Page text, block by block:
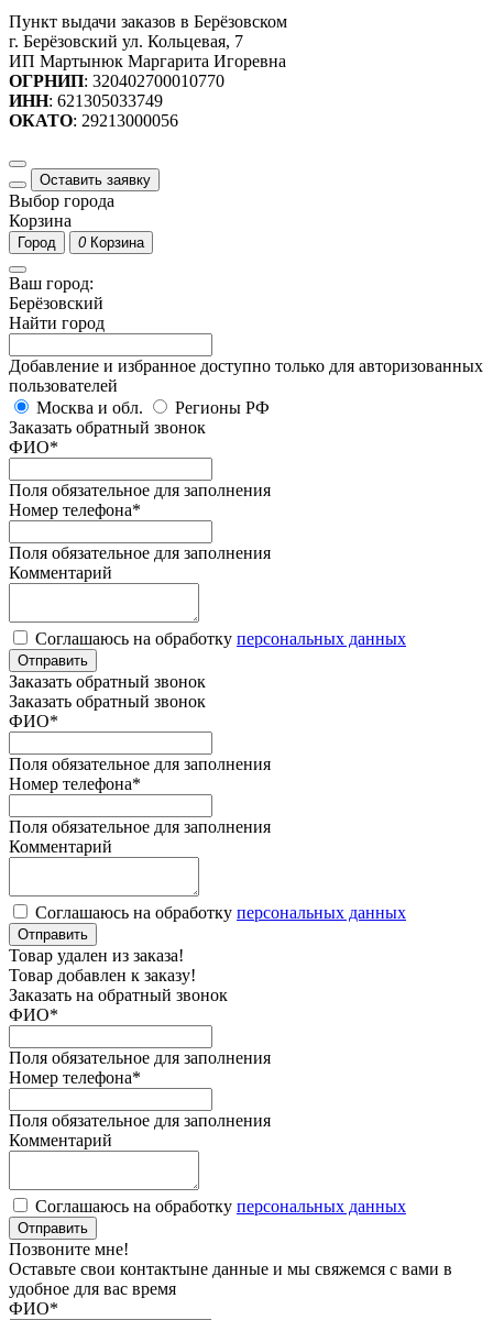
Пункт выдачи заказов в Берёзовском
г. Берёзовский ул. Кольцевая, 7
ИП Мартынюк Маргарита Игоревна
ОГРНИП: 320402700010770
ИНН: 621305033749
ОКАТО: 29213000056
Оставить заявку
Выбор города
Корзина
Город 0 Корзина
Ваш город:
Берёзовский
Найти город
Добавление и избранное доступно только для авторизованных
пользователей
Москва и обл.
Регионы РФ
Заказать обратный звонок
ФИО*
Поля обязательное для заполнения
Номер телефона*
Поля обязательное для заполнения
Комментарий
Соглашаюсь на обработку персональных данных
Отправить
Заказать обратный звонок
Заказать обратный звонок
ФИО*
Поля обязательное для заполнения
Номер телефона*
Поля обязательное для заполнения
Комментарий
Соглашаюсь на обработку персональных данных
Отправить
Товар удален из заказа!
Товар добавлен к заказу!
Заказать на обратный звонок
ФИО*
Поля обязательное для заполнения
Номер телефона*
Поля обязательное для заполнения
Комментарий
Соглашаюсь на обработку персональных данных
Отправить
Позвоните мне!
Оставьте свои контактыне данные и мы свяжемся с вами в
удобное для вас время
ФИО*